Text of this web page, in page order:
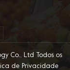
Co., Ltd Todos os
de Privacidade